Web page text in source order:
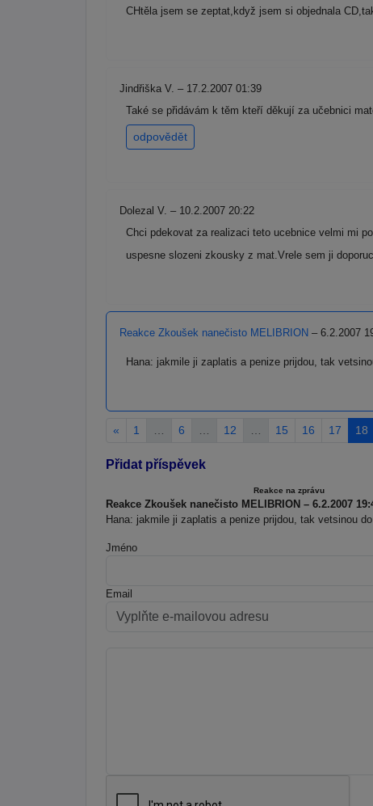
CHtěla jsem se zeptat,když jsem si objednala
Jindřiška V. – 17.2.2007 01:39
Také se přidávám k těm kteří děkují za učebnici
odpovědět
Dolezal V. – 10.2.2007 20:22
Chci pdekovat za realizaci teto ucebnice velmi mi
uspesne slozeni zkousky z mat.Vrele sem ji
Reakce Zkoušek nanečisto MELIBRION – 6.2.2007
Hana: jakmile ji zaplatis a penize prijdou, tak
« 1 6 12 15 16 17 18
Přidat příspěvek
Reakce na zprávu
Reakce Zkoušek nanečisto MELIBRION – 6.2.2007
Hana: jakmile ji zaplatis a penize prijdou, tak vetsinou
Jméno
Email